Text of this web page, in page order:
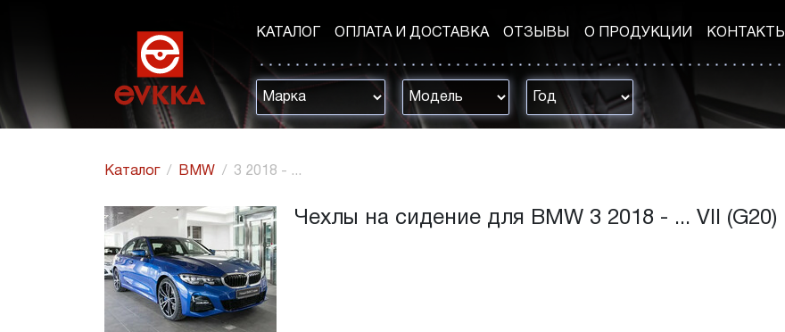
КАТАЛОГ ОПЛАТА И ДОСТАВКА ОТЗЫВЫ О ПРОДУКЦИИ КОНТАКТЫ
Каталог BMW 3 2018 - ...
Чехлы на сидение для BMW 3 2018 - ... VII (G20)